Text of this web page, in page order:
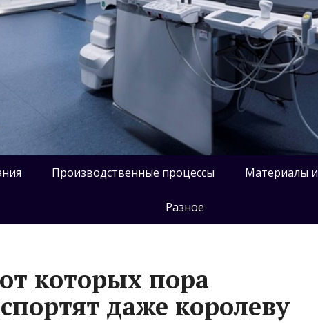
Производственные процессы Материалы
Разное
которых пора
даже королеву